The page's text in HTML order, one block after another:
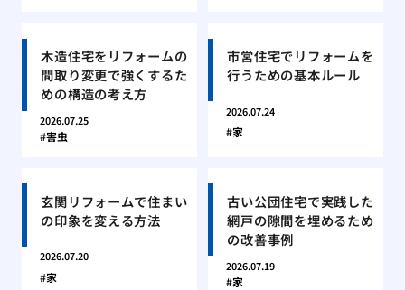
木造住宅をリフォームの
間取り変更で強くするた
めの構造の考え方
2026.07.25
害虫
市営住宅でリフォームを
行うための基本ルール
2026.07.24
家
玄関リフォームで住まい
の印象を変える方法
2026.07.20
家
古い公団住宅で実践した
網戸の隙間を埋めるため
の改善事例
2026.07.19
家